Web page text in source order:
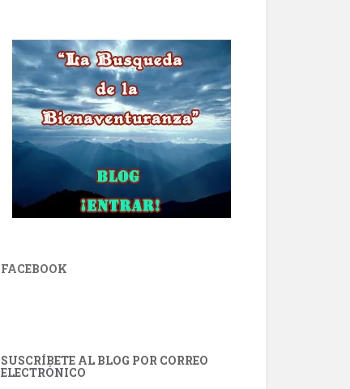
FACEBOOK
SUSCRÍBETE AL BLOG POR CORREO
ELECTRÓNICO